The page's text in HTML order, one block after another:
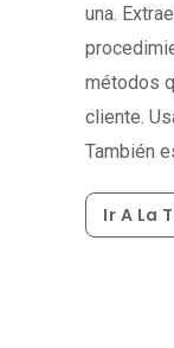
una.
métodos
cliente.
También
Ir A La